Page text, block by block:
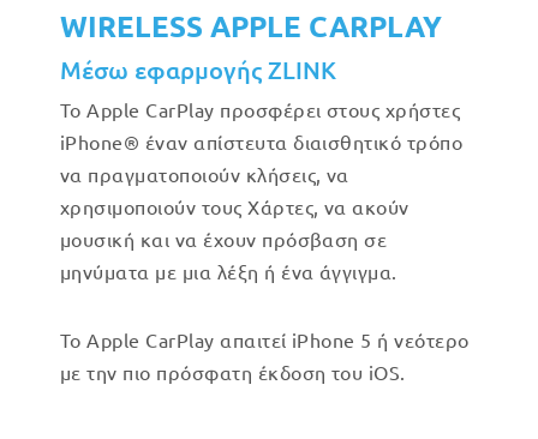
WIRELESS APPLE CARPLAY
Μέσω εφαρμογής ZLINK
Το Apple CarPlay προσφέρει στους χρήστες
iPhone® έναν απίστευτα διαισθητικό τρόπο
να πραγματοποιούν κλήσεις, να
χρησιμοποιούν τους Χάρτες, να ακούν
μουσική και να έχουν πρόσβαση σε
μηνύματα με μια λέξη ή ένα άγγιγμα.
Το Apple CarPlay απαιτεί iPhone 5 ή νεότερο
με την πιο πρόσφατη έκδοση του iOS.